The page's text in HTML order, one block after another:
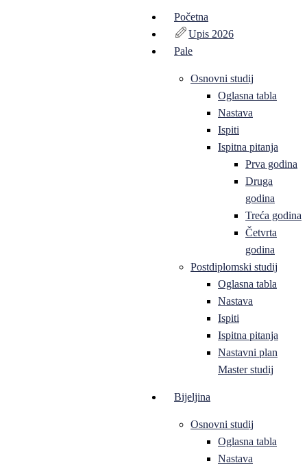
Početna
Upis 2026
Pale
Osnovni studij
Oglasna tabla
Nastava
Ispiti
Ispitna pitanja
Prva godina
Druga
godina
Treća godina
Četvrta
godina
Postdiplomski studij
Oglasna tabla
Nastava
Ispiti
Ispitna pitanja
Nastavni plan
Master studij
Bijeljina
Osnovni studij
Oglasna tabla
Nastava